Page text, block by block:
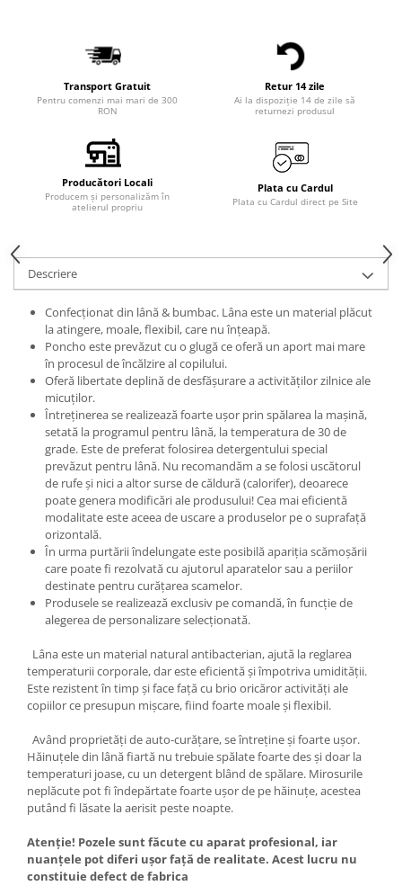
Transport Gratuit
Pentru comenzi mai mari de 300
RON
Retur 14 zile
Ai la dispoziție 14 de zile să
returnezi produsul
Producători Locali
Producem și personalizăm în
atelierul propriu
Plata cu Cardul
Plata cu Cardul direct pe Site
Descriere
Confecționat din lână & bumbac. Lâna este un material plăcut
la atingere, moale, flexibil, care nu înțeapă.
Poncho este prevăzut cu o glugă ce oferă un aport mai mare
în procesul de încălzire al copilului.
Oferă libertate deplină de desfășurare a activităților zilnice ale
micuților.
Întreținerea se realizează foarte ușor prin spălarea la mașină,
setată la programul pentru lână, la temperatura de 30 de
grade. Este de preferat folosirea detergentului special
prevăzut pentru lână. Nu recomandăm a se folosi uscătorul
de rufe și nici a altor surse de căldură (calorifer), deoarece
poate genera modificări ale produsului! Cea mai eficientă
modalitate este aceea de uscare a produselor pe o suprafață
orizontală.
În urma purtării îndelungate este posibilă apariția scămoșării
care poate fi rezolvată cu ajutorul aparatelor sau a periilor
destinate pentru curățarea scamelor.
Produsele se realizează exclusiv pe comandă, în funcție de
alegerea de personalizare selecționată.
Lâna este un material natural antibacterian, ajută la reglarea
temperaturii corporale, dar este eficientă și împotriva umidității.
Este rezistent în timp și face față cu brio oricăror activități ale
copiilor ce presupun mișcare, fiind foarte moale și flexibil.
Având proprietăți de auto-curățare, se întreține și foarte ușor.
Hăinuțele din lână fiartă nu trebuie spălate foarte des și doar la
temperaturi joase, cu un detergent blând de spălare. Mirosurile
neplăcute pot fi îndepărtate foarte ușor de pe hăinuțe, acestea
putând fi lăsate la aerisit peste noapte.
Atenție! Pozele sunt făcute cu aparat profesional, iar
nuanțele pot diferi ușor față de realitate. Acest lucru nu
constituie defect de fabrica